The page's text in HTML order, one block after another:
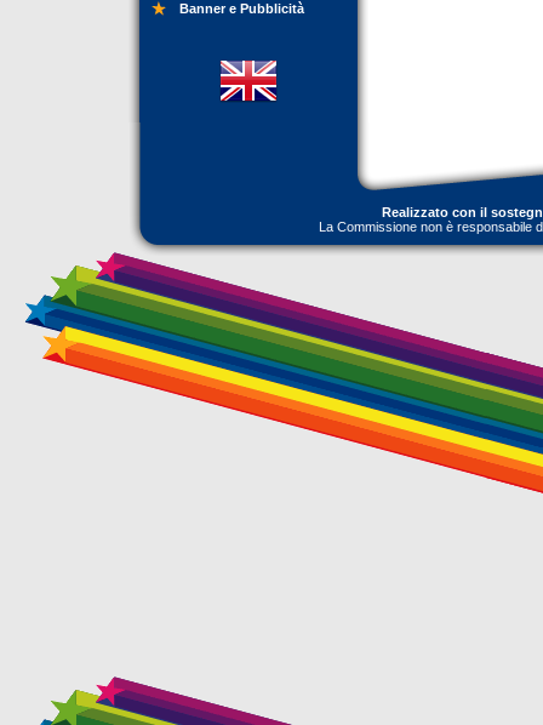
Banner e Pubblicità
Realizzato con il
La Commissione non è responsabile